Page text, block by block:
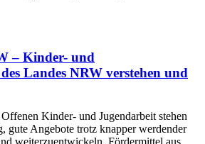
– Kinder- und
Landes NRW verstehen und
Kinder- und Jugendarbeit stehen
gute Angebote trotz knapper werdender